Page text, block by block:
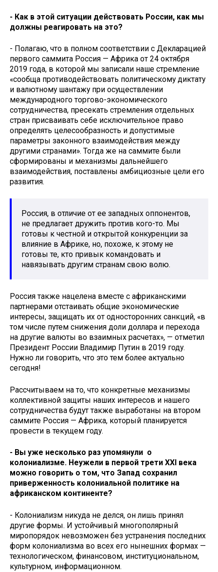
- Как в этой ситуации действовать России, как мы
должны реагировать на это?
- Полагаю, что в полном соответствии с Декларацией
первого саммита Россия — Африка от 24 октября
2019 года, в которой мы записали наше стремление
«сообща противодействовать политическому диктату
и валютному шантажу при осуществлении
международного торгово-экономического
сотрудничества, пресекать стремления отдельных
стран присваивать себе исключительное право
определять целесообразность и допустимые
параметры законного взаимодействия между
другими странами». Тогда же на саммите были
сформированы и механизмы дальнейшего
взаимодействия, поставлены амбициозные цели его
развития.
Россия, в отличие от ее западных оппонентов,
не предлагает дружить против кого-то. Мы
готовы к честной и открытой конкуренции за
влияние в Африке, но, похоже, к этому не
готовы те, кто привык командовать и
навязывать другим странам свою волю.
Россия также нацелена вместе с африканскими
партнерами отстаивать общие экономические
интересы, защищать их от односторонних санкций, «в
том числе путем снижения доли доллара и перехода
на другие валюты во взаимных расчетах», — отметил
Президент России Владимир Путин в 2019 году.
Нужно ли говорить, что это тем более актуально
сегодня!
Рассчитываем на то, что конкретные механизмы
коллективной защиты наших интересов и нашего
сотрудничества будут также выработаны на втором
саммите Россия — Африка, который планируется
провести в текущем году.
- Вы уже несколько раз упомянули о
колониализме. Неужели в первой трети XXI века
можно говорить о том, что Запад сохранил
приверженность колониальной политике на
африканском континенте?
- Колониализм никуда не делся, он лишь принял
другие формы. И устойчивый многополярный
миропорядок невозможен без устранения последних
форм колониализма во всех его нынешних формах —
технологическом, финансовом, институциональном,
культурном, информационном.